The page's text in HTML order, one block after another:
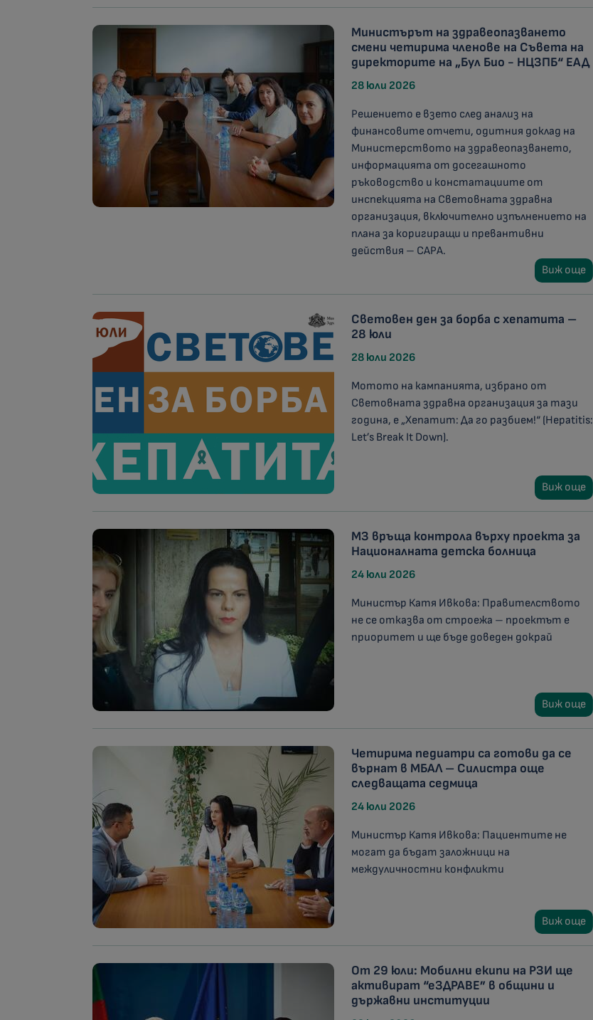
Министърът на здравеопазването
смени четирима членове на Съвета на
директорите на „Бул Био - НЦЗПБ“ ЕАД
28 юли 2026
Решението е взето след анализ на
финансовите отчети, одитния доклад на
Министерството на здравеопазването,
информацията от досегашното
ръководство и констатациите от
инспекцията на Световната здравна
организация, включително изпълнението на
плана за коригиращи и превантивни
действия – CAPA.
Виж още
Световен ден за борба с хепатита –
28 юли
28 юли 2026
Мотото на кампанията, избрано от
Световната здравна организация за тази
година, е „Хепатит: Да го разбием!“ (Hepatitis:
Let’s Break It Down).
Виж още
МЗ връща контрола върху проекта за
Националната детска болница
24 юли 2026
Министър Катя Ивкова: Правителството
не се отказва от строежа – проектът е
приоритет и ще бъде доведен докрай
Виж още
Четирима педиатри са готови да се
върнат в МБАЛ – Силистра още
следващата седмица
24 юли 2026
Министър Катя Ивкова: Пациентите не
могат да бъдат заложници на
междуличностни конфликти
Виж още
От 29 юли: Мобилни екипи на РЗИ ще
активират “еЗДРАВЕ” в общини и
държавни институции